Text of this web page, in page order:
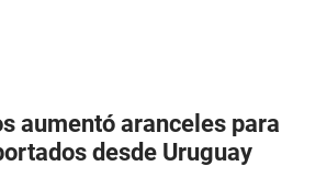
aumentó aranceles para
desde Uruguay